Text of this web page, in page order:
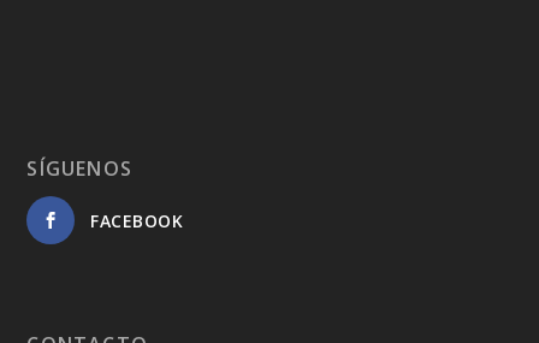
SÍGUENOS
FACEBOOK